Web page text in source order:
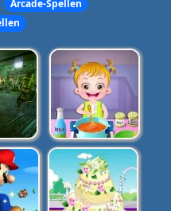
Arcade-Spellen